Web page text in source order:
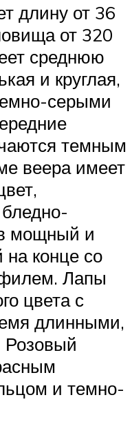
длину от 36
от 320
среднюю
и круглая,
серыми
темным
веера имеет
мощный и
конце со
Лапы
цвета с
длинными,
Розовый
и темно-